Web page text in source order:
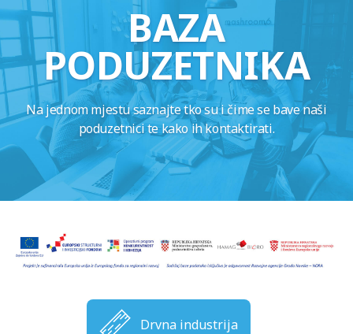
BAZA
PODUZETNIKA
Na jednom mjestu saznajte tko su i čime se bave naši
poduzetnici te kako ih kontaktirati.
Drvna industrija